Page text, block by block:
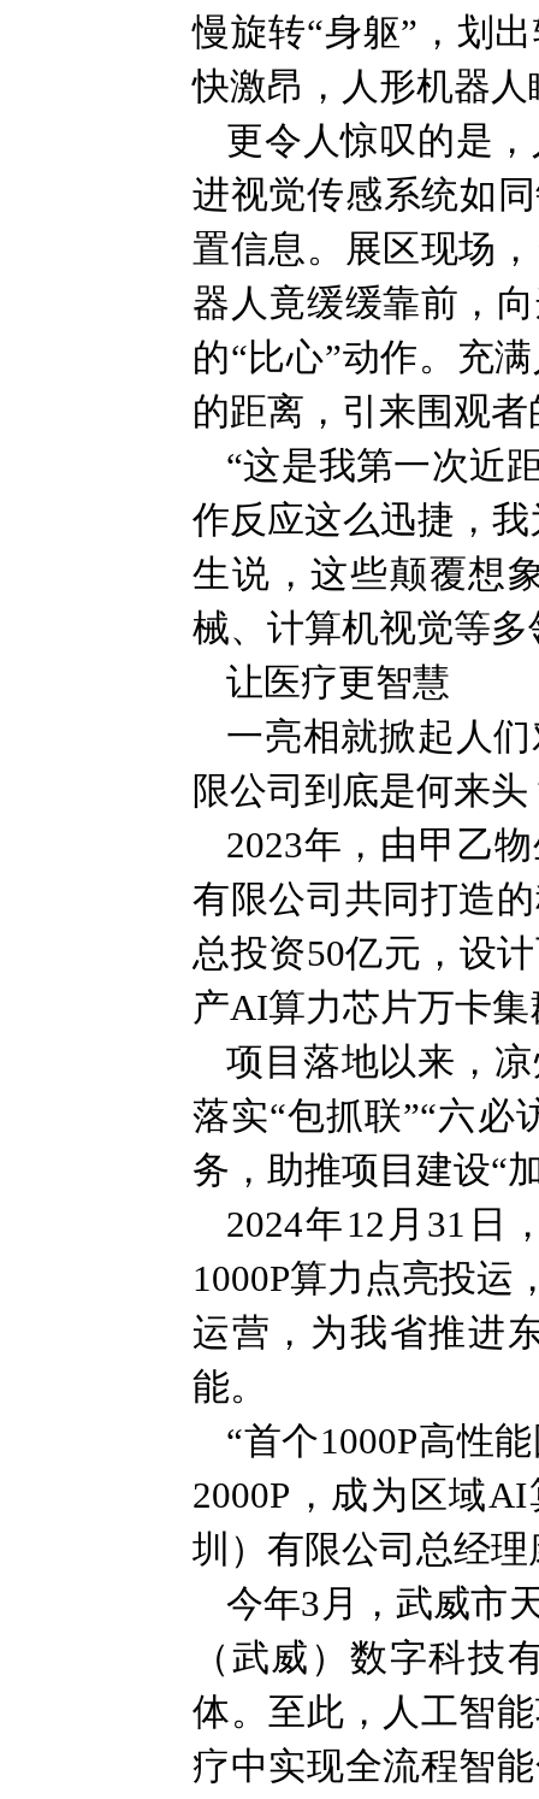
慢旋转“身躯”，划
快激昂，人形机器
更令人惊叹的是
进视觉传感系统如
置信息。展区现场
器人竟缓缓靠前，
的“比心”动作。充
的距离，引来围观
“这是我第一次近
作反应这么迅捷，
生说，这些颠覆想
械、计算机视觉等
让医疗更智慧
一亮相就掀起人
限公司到底是何来头
2023年，由甲乙
有限公司共同打造
总投资50亿元，设
产AI算力芯片万卡集
项目落地以来，
落实“包抓联”“六必
务，助推项目建设“
2024年12月31日
1000P算力点亮投运
运营，为我省推进
能。
“首个1000P高性
2000P，成为区域
圳）有限公司总经理
今年3月，武威市
（武威）数字科技
体。至此，人工智
疗中实现全流程智